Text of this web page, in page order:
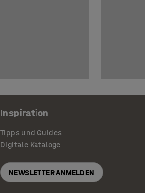
Inspiration
Tipps und Guides
Digitale Kataloge
NEWSLETTER ANMELDEN